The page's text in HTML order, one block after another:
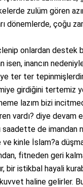
zulüm gören
dönemlerde, çoğu
onlardan
inancın
ter ter
girdiğini tertemiz
lazım bizi
vardı? diye devam
de imandan
kinle İslam?a
fitneden geri
bir istikbal hayali
haline gelirler.